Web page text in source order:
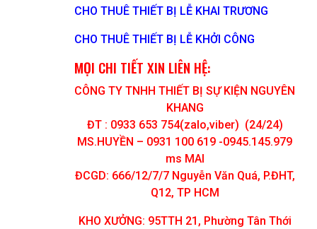
CHO THUÊ THIẾT BỊ LỄ KHAI TRƯƠNG
CHO THUÊ THIẾT BỊ LỄ KHỞI CÔNG
MỌI CHI TIẾT XIN LIÊN HỆ:
CÔNG TY TNHH THIẾT BỊ SỰ KIỆN NGUYÊN
KHANG
ĐT : 0933 653 754(zalo,viber) (24/24)
MS.HUYỀN – 0931 100 619 -0945.145.979
ms MAI
ĐCGD: 666/12/7/7 Nguyễn Văn Quá, P.ĐHT,
Q12, TP HCM
KHO XƯỞNG: 95TTH 21, Phường Tân Thới